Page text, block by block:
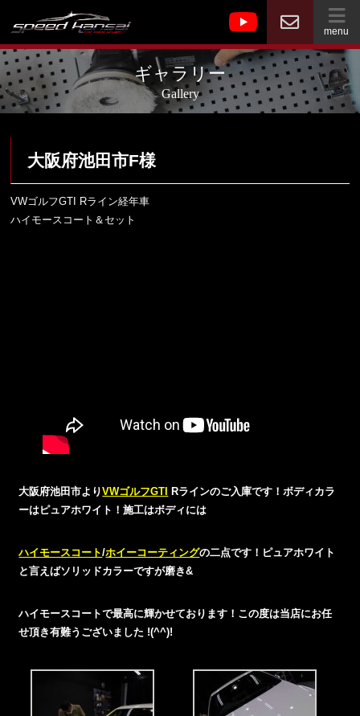
menu
ギャラリー
Gallery
大阪府池田市F様
VWゴルフGTI Rライン経年車
ハイモースコート＆セット
大阪府池田市よりVWゴルフGTI
Rラインのご入庫です！ボディカラ
ーはピュアホワイト！施工はボディには
ハイモースコート/ホイーコーティングの二点です！ピュアホワイト
と言えばソリッドカラーですが磨き&
ハイモースコートで最高に輝かせております！この度は当店にお任
せ頂き有難うございました !(^^)!